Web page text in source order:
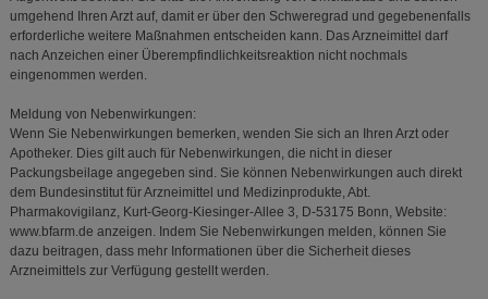
umgehend Ihren Arzt auf, damit er über den Schweregrad und gegebenenfalls
erforderliche weitere Maßnahmen entscheiden kann. Das Arzneimittel darf
nach Anzeichen einer Überempfindlichkeitsreaktion nicht nochmals
eingenommen werden.
Meldung von Nebenwirkungen:
Wenn Sie Nebenwirkungen bemerken, wenden Sie sich an Ihren Arzt oder
Apotheker. Dies gilt auch für Nebenwirkungen, die nicht in dieser
Packungsbeilage angegeben sind. Sie können Nebenwirkungen auch direkt
dem Bundesinstitut für Arzneimittel und Medizinprodukte, Abt.
Pharmakovigilanz, Kurt-Georg-Kiesinger-Allee 3, D-53175 Bonn, Website:
www.bfarm.de anzeigen. Indem Sie Nebenwirkungen melden, können Sie
dazu beitragen, dass mehr Informationen über die Sicherheit dieses
Arzneimittels zur Verfügung gestellt werden.